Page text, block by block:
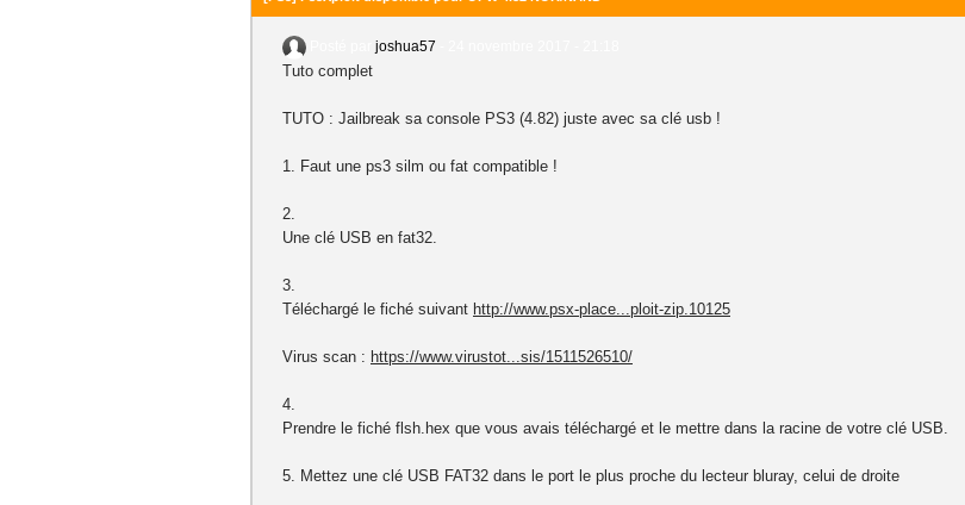
joshua57
Tuto complet
TUTO : Jailbreak sa console PS3 (4.82) juste avec sa clé usb !
1. Faut une ps3 silm ou fat compatible !
2.
Une clé USB en fat32.
3.
Téléchargé le fiché suivant http://www.psx-place...ploit-zip.10125
Virus scan : https://www.virustot...sis/1511526510/
4.
Prendre le fiché flsh.hex que vous avais téléchargé et le mettre dans la racine de votre clé USB.
5. Mettez une clé USB FAT32 dans le port le plus proche du lecteur bluray, celui de droite